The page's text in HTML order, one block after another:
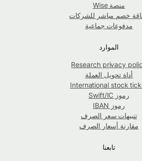
منصة Wise
خصم مباشر للشركات
مدفوعات جماعية
الموارد
Research privacy
أداة تحويل العملة
International stock
رموز Swift/IC
رموز IBAN
تنبيهات سعر الصرف
مقارنة أسعار الصرف
تابعنا